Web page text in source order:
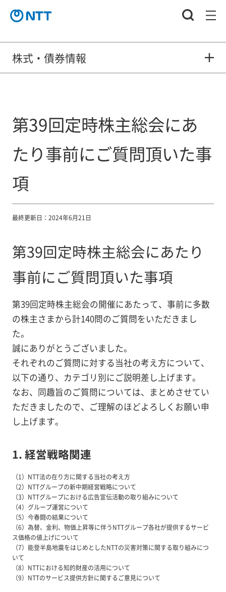
株式・債券情報
第39回定時株主総会にあ
たり事前にご質問頂いた事
項
最終更新日：2024年6月21日
第39回定時株主総会にあたり
事前にご質問頂いた事項
第39回定時株主総会の開催にあたって、事前に多数
の株主さまから計140問のご質問をいただきまし
た。
誠にありがとうございました。
それぞれのご質問に対する当社の考え方について、
以下の通り、カテゴリ別にご説明差し上げます。
なお、同趣旨のご質問については、まとめさせてい
ただきましたので、ご理解のほどよろしくお願い申
し上げます。
1. 経営戦略関連
（1）NTT法の在り方に関する当社の考え方
（2）NTTグループの新中期経営戦略について
（3）NTTグループにおける広告宣伝活動の取り組みについて
（4）グループ運営について
（5）今春闘の結果について
（6）為替、金利、物価上昇等に伴うNTTグループ各社が提供するサービ
ス価格の値上げについて
（7）能登半島地震をはじめとしたNTTの災害対策に関する取り組みにつ
いて
（8）NTTにおける知的財産の活用について
（9）NTTのサービス提供方針に関するご意見について